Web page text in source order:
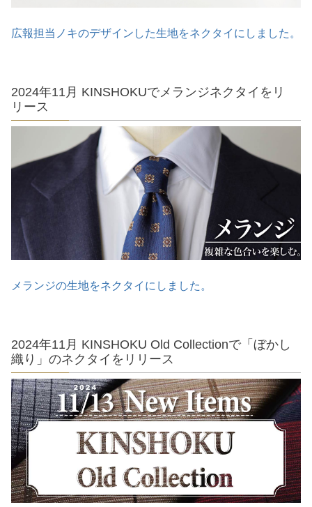
広報担当ノキのデザインした生地をネクタイにしました。
2024年11月 KINSHOKUでメランジネクタイをリ
リース
メランジの生地をネクタイにしました。
2024年11月 KINSHOKU Old Collectionで「ぼかし
織り」のネクタイをリリース